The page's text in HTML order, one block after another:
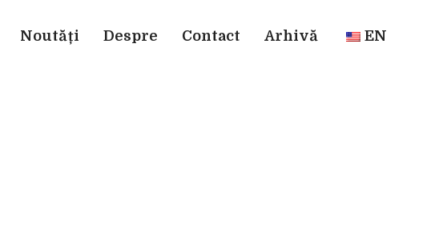
Noutăți Despre Contact Arhivă EN